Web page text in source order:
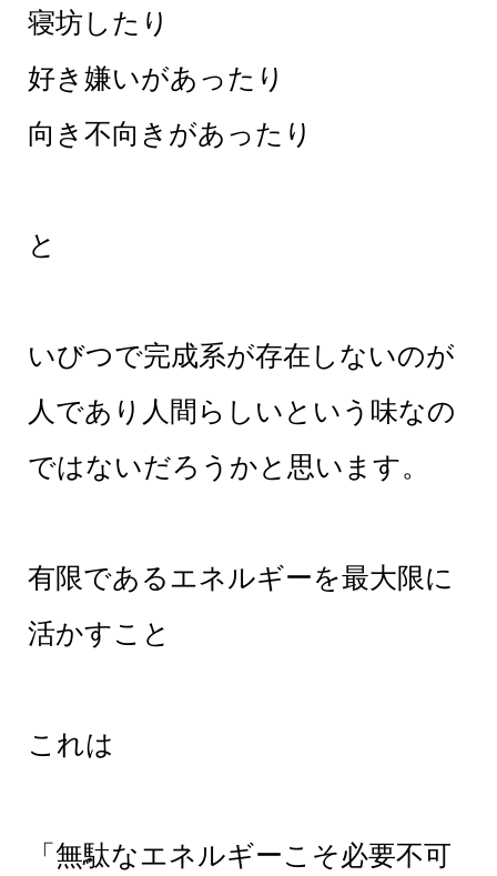
寝坊したり
好き嫌いがあったり
向き不向きがあったり
と
いびつで完成系が存在しないのが
人であり人間らしいという味なの
ではないだろうかと思います。
有限であるエネルギーを最大限に
活かすこと
これは
「無駄なエネルギーこそ必要不可